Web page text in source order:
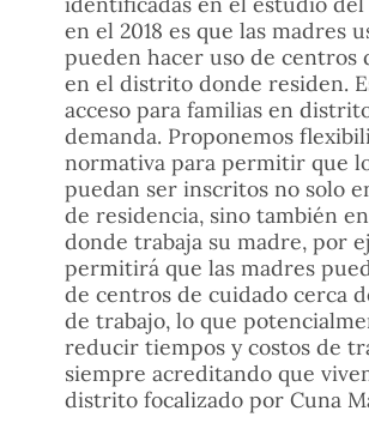
en el 2018 es que las madres
pueden hacer uso de centros
en el distrito donde residen.
acceso para familias en
demanda. Proponemos
normativa para permitir que
puedan ser inscritos no solo
de residencia, sino también
donde trabaja su madre, por
permitirá que las madres
de centros de cuidado cerca
de trabajo, lo que
reducir tiempos y costos de
siempre acreditando que
distrito focalizado por Cuna